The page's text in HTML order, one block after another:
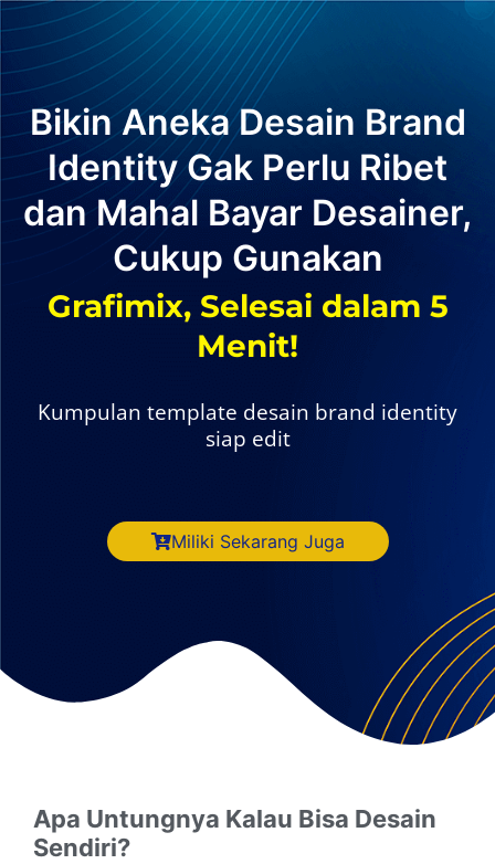
Bikin Aneka Desain Brand
Identity Gak Perlu Ribet
dan Mahal Bayar Desainer,
Cukup Gunakan
Grafimix, Selesai dalam 5
Menit!
Kumpulan template desain brand identity
siap edit
Miliki Sekarang Juga
Apa Untungnya Kalau Bisa Desain
Sendiri?